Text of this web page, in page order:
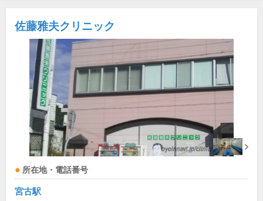
佐藤雅夫クリニック
所在地・電話番号
宮古駅